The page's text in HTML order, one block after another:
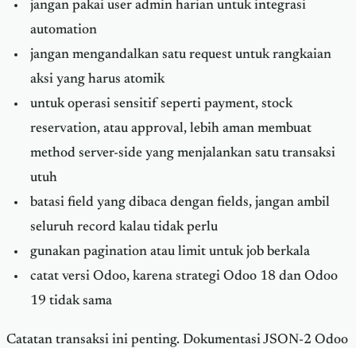
jangan pakai user admin harian untuk integrasi
automation
jangan mengandalkan satu request untuk rangkaian
aksi yang harus atomik
untuk operasi sensitif seperti payment, stock
reservation, atau approval, lebih aman membuat
method server-side yang menjalankan satu transaksi
utuh
batasi field yang dibaca dengan fields, jangan ambil
seluruh record kalau tidak perlu
gunakan pagination atau limit untuk job berkala
catat versi Odoo, karena strategi Odoo 18 dan Odoo
19 tidak sama
Catatan transaksi ini penting. Dokumentasi JSON-2 Odoo